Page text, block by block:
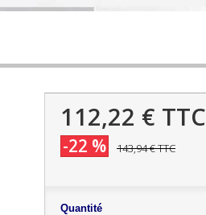
112,22 € TTC
-22 % 143,94 €TTC
Quantité